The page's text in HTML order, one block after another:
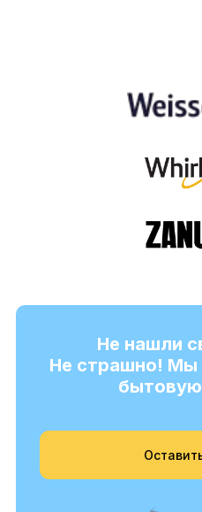
Не нашли
Не страшно!
бытовую